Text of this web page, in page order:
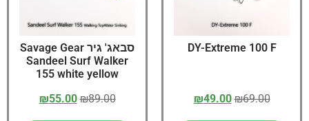
DY-Extreme 100 F
₪69.00
₪49.00
סבאג' גיר Savage Gear
Sandeel Surf Walker
155 white yellow
₪89.00
₪55.00